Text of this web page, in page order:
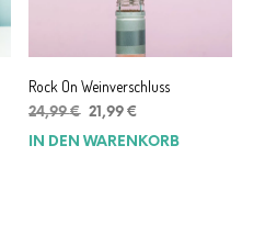
Rock On Weinverschluss
24,99€ Ursprünglicher
Preis
21,99 €Aktueller
Preis
IN DEN WARENKORB